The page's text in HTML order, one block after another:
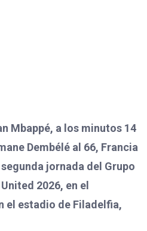
Mbappé, a los minutos 14
Dembélé al 66, Francia
jornada del Grupo
2026, en el
el estadio de Filadelfia,